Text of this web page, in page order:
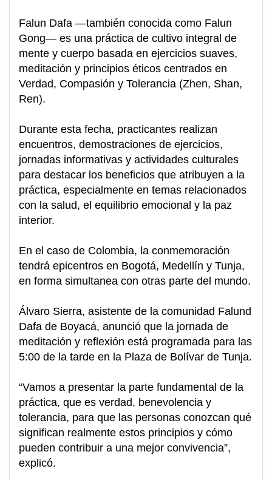
Falun Dafa —también conocida como Falun
Gong— es una práctica de cultivo integral de
mente y cuerpo basada en ejercicios suaves,
meditación y principios éticos centrados en
Verdad, Compasión y Tolerancia (Zhen, Shan,
Ren).
Durante esta fecha, practicantes realizan
encuentros, demostraciones de ejercicios,
jornadas informativas y actividades culturales
para destacar los beneficios que atribuyen a la
práctica, especialmente en temas relacionados
con la salud, el equilibrio emocional y la paz
interior.
En el caso de Colombia, la conmemoración
tendrá epicentros en Bogotá, Medellín y Tunja,
en forma simultanea con otras parte del mundo.
Álvaro Sierra, asistente de la comunidad Falund
Dafa de Boyacá, anunció que la jornada de
meditación y reflexión está programada para las
5:00 de la tarde en la Plaza de Bolívar de Tunja.
“Vamos a presentar la parte fundamental de la
práctica, que es verdad, benevolencia y
tolerancia, para que las personas conozcan qué
significan realmente estos principios y cómo
pueden contribuir a una mejor convivencia”,
explicó.